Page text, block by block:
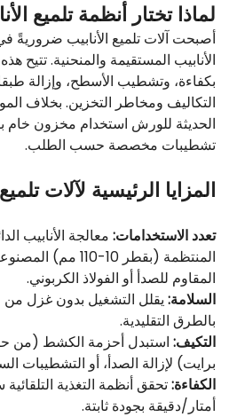
لماذا تختار أنظمة تلميع
أصبحت آلات تلميع الأنابيب
الأنابيب المستقيمة والمنحنية. تتيح
بكفاءة، وتشطيب الأسطح، وإزالة
التكاليف ومخاطر التخزين. بخلاف
الحديثة للورش استخدام مخزون خام
تشطيبات مخصصة حسب الطلب.
المزايا الرئيسية لآلات
تعدد الاستخدامات: معالجة الأنابيب
المنتظمة (بقطر 10-
المقاوم للصدأ أو الفولاذ الكربوني.
السلامة:يقلل التشغيل بدون غزل من
بالطرق التقليدية.
التكيف:
برايت) لإزالة الصدأ، أو التشطيبات
الكفاءة:
أمتار/دقيقة بجودة ثابتة.